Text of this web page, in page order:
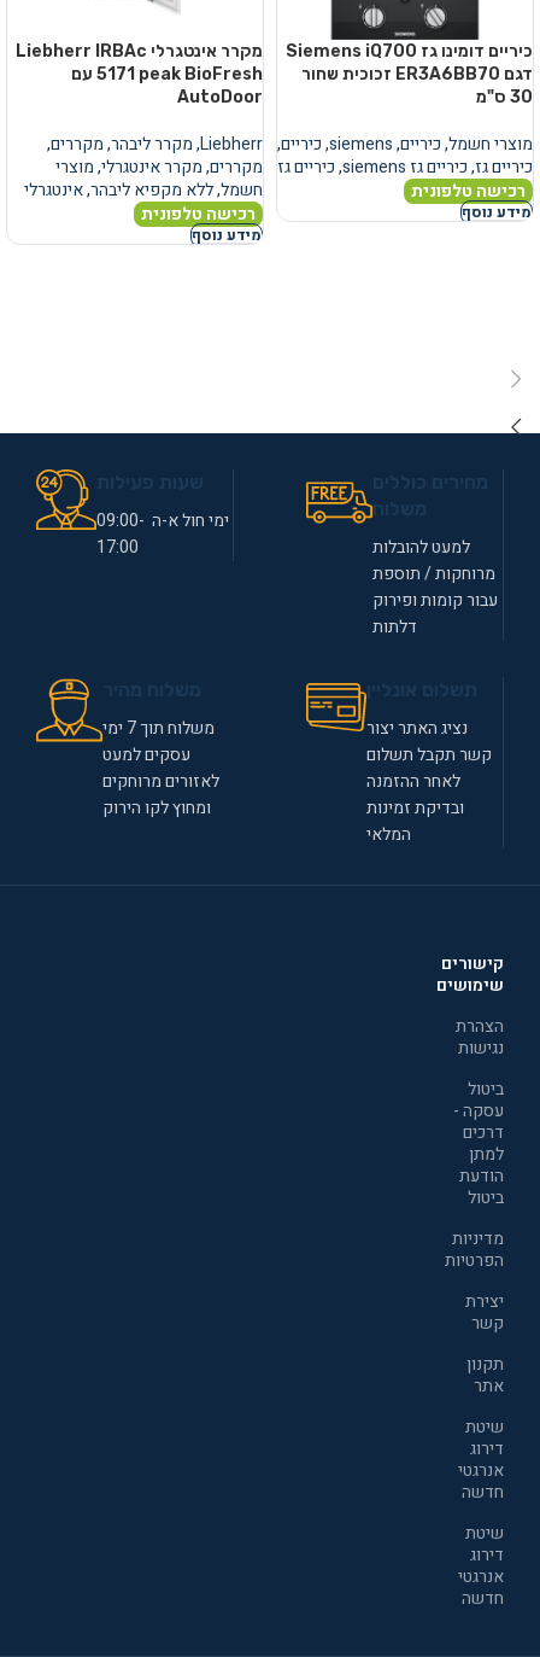
כיריים דומינו גז Siemens iQ700
דגם ER3A6BB70 זכוכית שחור
30 ס"מ
מוצרי חשמל,כיריים,
siemens
,כיריים,
כיריים גז,כיריים גז siemens ,כיריים גז
רכישה טלפונית
מידע נוסף
מקרר אינטגרלי Liebherr IRBAc
5171 peak BioFresh עם
AutoDoor
Liebherr
,מקרר ליבהר,מקררים,
מקררים,מקרר אינטגרלי,מוצרי
חשמל,ללא מקפיא ליבהר,אינטגרלי
רכישה טלפונית
מידע נוסף
למעט להובלות
מרוחקות / תוספת
עבור קומות ופירוק
דלתות
ימי חול א-ה 09:00-
17:00
נציג האתר יצור
קשר תקבל תשלום
לאחר ההזמנה
ובדיקת זמינות
המלאי
משלוח תוך 7 ימי
עסקים למעט
לאזורים מרוחקים
ומחוץ לקו הירוק
קישורים
שימושים
הצהרת
נגישות
ביטול
עסקה -
דרכים
למתן
הודעת
ביטול
מדיניות
הפרטיות
יצירת
קשר
תקנון
אתר
שיטת
דירוג
אנרגטי
חדשה
שיטת
דירוג
אנרגטי
חדשה